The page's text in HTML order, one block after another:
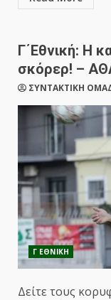
Γ΄Εθνική: Η
σκόρερ! –
ΣΥΝΤΑΚΤΙΚΗ
Γ ΕΘΝΙΚΗ
Δείτε τους